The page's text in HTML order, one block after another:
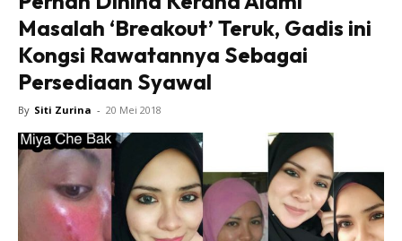
Masalah ‘Breakout’ Teruk, Gadis ini
Kongsi Rawatannya Sebagai
Persediaan Syawal
By Siti Zurina - 20 Mei 2018